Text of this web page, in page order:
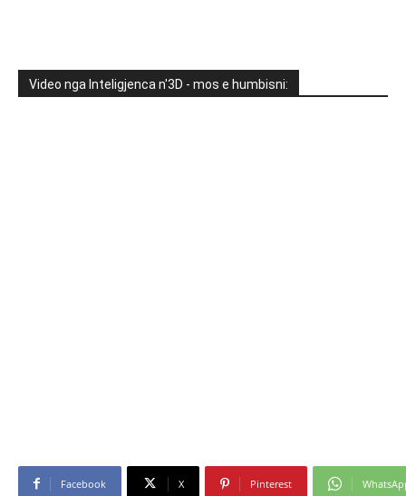
Video nga Inteligjenca n'3D - mos e humbisni:
Facebook X Pinterest